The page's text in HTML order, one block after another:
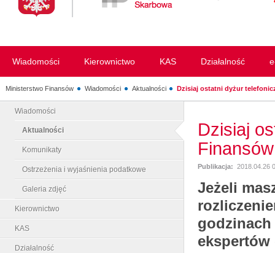
Wiadomości Kierownictwo KAS Działalność
Ministerstwo Finansów Wiadomości Aktualności Dzisiaj ostatni dyżur
Wiadomości
Aktualności
Komunikaty
Ostrzeżenia i wyjaśnienia podatkowe
Galeria zdjęć
Kierownictwo
KAS
Działalność
Dzisiaj
Finansów
Publikacja: 2018.04.26
Jeżeli
godzinach
ekspertów